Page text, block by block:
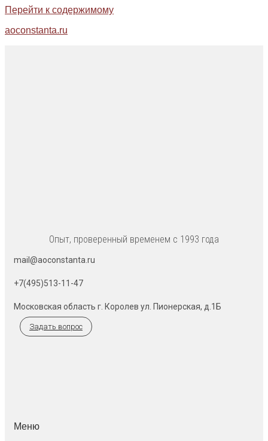
Перейти к содержимому
aoconstanta.ru
Опыт, проверенный временем с 1993 года
mail@aoconstanta.ru
+7(495)513-11-47
Московская область г. Королев ул. Пионерская, д.1Б
Задать вопрос
Меню